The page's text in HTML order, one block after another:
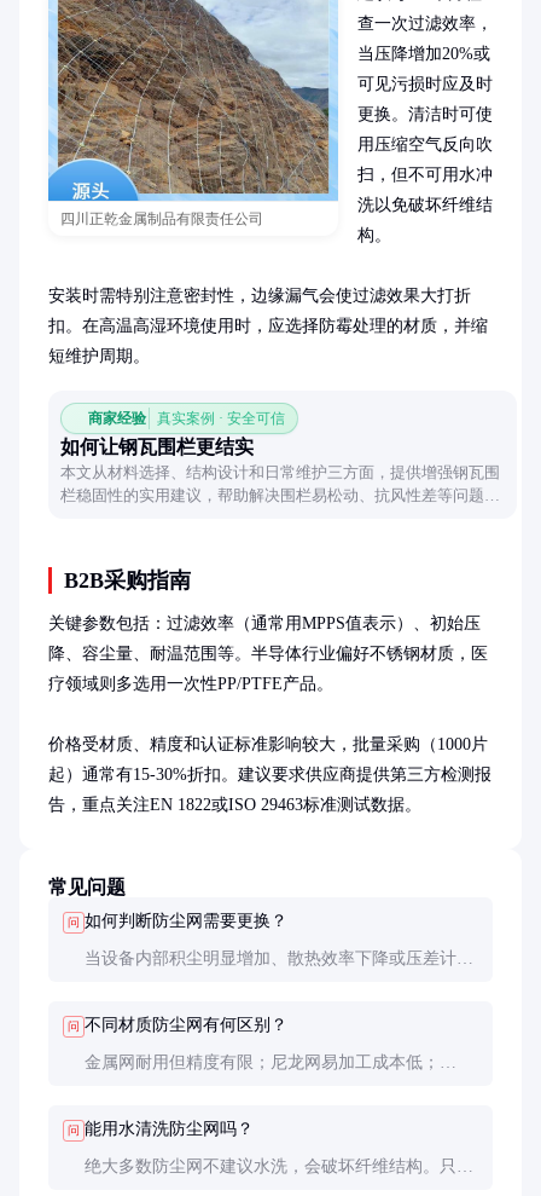
四川正乾金属制品有限责任公司
查一次过滤效率，
当压降增加20%或
可见污损时应及时
更换。清洁时可使
用压缩空气反向吹
扫，但不可用水冲
洗以免破坏纤维结
构。
安装时需特别注意密封性，边缘漏气会使过滤效果大打折
扣。在高温高湿环境使用时，应选择防霉处理的材质，并缩
短维护周期。
商家经验 真实案例 · 安全可信
如何让钢瓦围栏更结实
本文从材料选择、结构设计和日常维护三方面，提供增强钢瓦围
栏稳固性的实用建议，帮助解决围栏易松动、抗风性差等问题，
B2B采购指南
关键参数包括：过滤效率（通常用MPPS值表示）、初始压
降、容尘量、耐温范围等。半导体行业偏好不锈钢材质，医
疗领域则多选用一次性PP/PTFE产品。
价格受材质、精度和认证标准影响较大，批量采购（1000片
起）通常有15-30%折扣。建议要求供应商提供第三方检测报
告，重点关注EN 1822或ISO 29463标准测试数据。
常见问题
问 如何判断防尘网需要更换？
当设备内部积尘明显增加、散热效率下降或压差计显
问 不同材质防尘网有何区别？
金属网耐用但精度有限；尼龙网易加工成本低；
问 能用水清洗防尘网吗？
绝大多数防尘网不建议水洗，会破坏纤维结构。只有